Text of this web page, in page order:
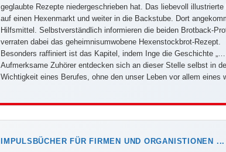
geglaubte Rezepte niedergeschrieben hat. Das liebevoll
auf einen Hexenmarkt und weiter in die Backstube. Dort
Hilfsmittel. Selbstverständlich informieren die beiden Brotback-
verraten dabei das geheimnisumwobene Hexenstockbrot-Rezept.
Besonders raffiniert ist das Kapitel, indem Inge die Geschichte
Aufmerksame Zuhörer entdecken sich an dieser Stelle selbst in
Wichtigkeit eines Berufes, ohne den unser Leben vor allem eines
IMPULSBÜCHER FÜRFIRMEN UND ORGANISTIONEN ...